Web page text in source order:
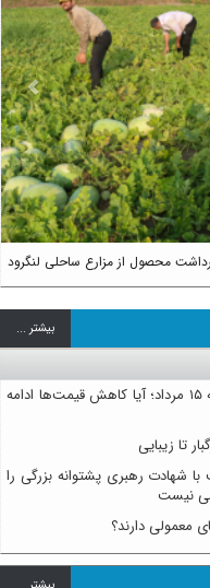
محصول از مزارع ساحلی لنگرود
بيشتر ...
آخرین قیمت طلا، سکه و دلار امروز پنجشنبه ۱۵ مرداد؛ آیا کاهش قیمت‌ها ادامه
تا زیبایی
شهادت رهبری پشتوانه بزرگی را
نیست
معمولی دارند؟